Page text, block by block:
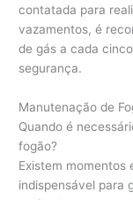
contatada para
vazamentos, é
de gás a cada
segurança.
Manutenação de
Quando é
fogão?
Existem momentos
indispensável para